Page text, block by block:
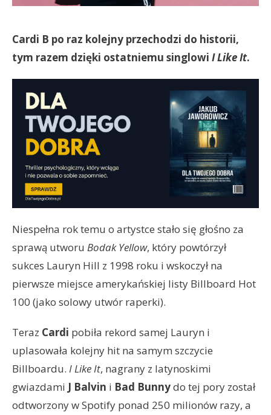
Cardi B po raz kolejny przechodzi do historii,
tym razem dzięki ostatniemu singlowi I Like It.
Niespełna rok temu o artystce stało się głośno za
sprawą utworu Bodak Yellow, który powtórzył
sukces Lauryn Hill z 1998 roku i wskoczył na
pierwsze miejsce amerykańskiej listy Billboard Hot
100 (jako solowy utwór raperki).
Teraz Cardi pobiła rekord samej Lauryn i
uplasowała kolejny hit na samym szczycie
Billboardu. I Like It, nagrany z latynoskimi
gwiazdami J Balvin i Bad Bunnydo tej pory został
odtworzony w Spotify ponad 250 milionów razy, a